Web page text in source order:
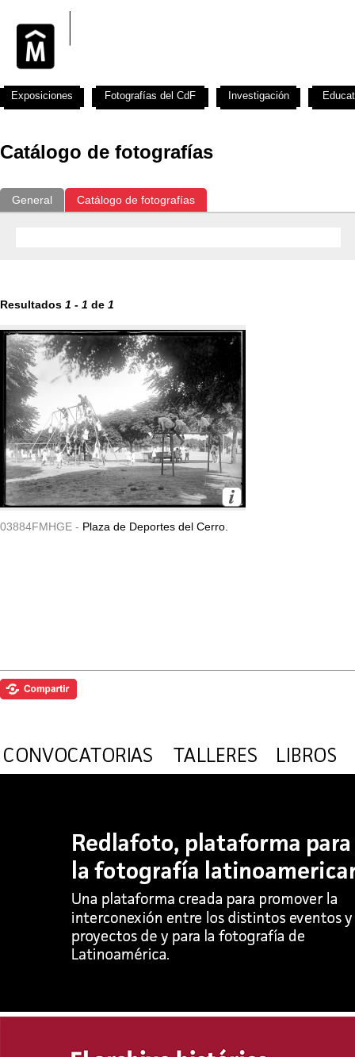
Catálogo de fotografías
General Catálogo de fotografías
Resultados 1 - 1 de 1
03884FMHGE - Plaza de Deportes del Cerro.
Exposiciones Fotografías del CdF Investigación